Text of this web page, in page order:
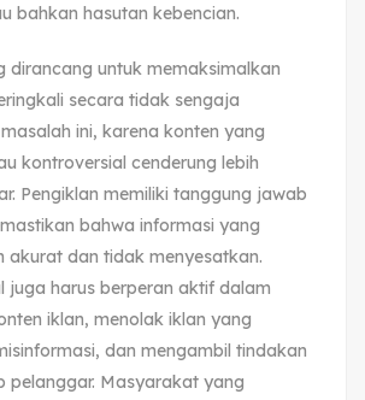
bahkan hasutan kebencian.
dirancang untuk memaksimalkan
secara tidak sengaja
ini, karena konten yang
kontroversial cenderung lebih
Pengiklan memiliki tanggung jawab
bahwa informasi yang
akurat dan tidak menyesatkan.
juga harus berperan aktif dalam
iklan, menolak iklan yang
dan mengambil tindakan
pelanggar. Masyarakat yang